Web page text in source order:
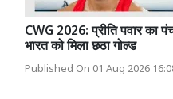
CWG 2026: प्रीति पवार का
भारत को मिला छठा गोल्ड
Published On 01 Aug 2026